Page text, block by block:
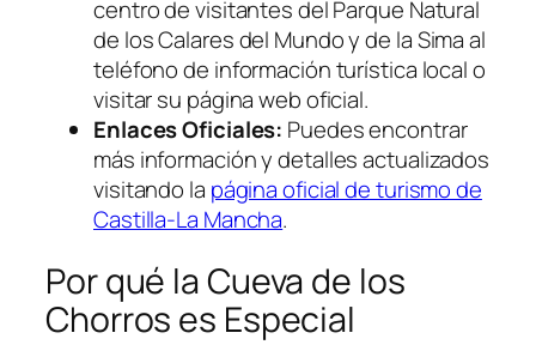
centro de visitantes del Parque Natural
de los Calares del Mundo y de la Sima al
teléfono de información turística local o
visitar su página web oficial.
Enlaces Oficiales: Puedes encontrar
más información y detalles actualizados
visitando la página oficial de turismo de
Castilla-La Mancha.
Por qué la Cueva de los
Chorros es Especial